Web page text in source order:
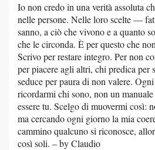
Io non credo in una verità assoluta
nelle persone. Nelle loro scelte —
sanno, a ciò che vivono e a quanto
che le circonda. È per questo che
Scrivo per restare integro. Per non
per piacere agli altri, chi predica per
seduce per paura di non valere.
ricordarmi chi sono, non un
essere tu. Scelgo di muovermi così:
ma cercando ogni giorno la mia
cammino qualcuno si riconosce,
così soli. – by Claudio